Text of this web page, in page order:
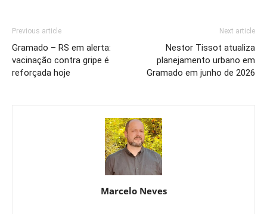
Previous article
Gramado – RS em alerta:
vacinação contra gripe é
reforçada hoje
Next article
Nestor Tissot atualiza
planejamento urbano em
Gramado em junho de 2026
Marcelo Neves